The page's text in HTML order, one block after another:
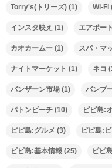
Torry's(トリーズ) (1) Wi-Fi
インスタ映え (1) エアポー
カオカームー (1) スパ・マ
ナイトマーケット (1) ネコ
バンザーン市場 (1) バンブ
パトンビーチ (10) ピピ島:
ピピ島:グルメ (3) ピピ島:
ピピ島:基本情報 (25) ピピ